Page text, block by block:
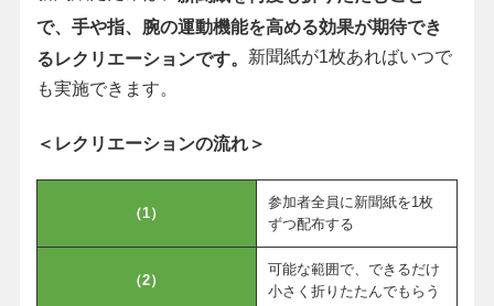
で、手や指、腕の運動機能を高める効果が期待でき
るレクリエーションです。 新聞紙が1枚あればいつで
も実施できます。
＜レクリエーションの流れ＞
（1）
参加者全員に新聞紙を1枚
ずつ配布する
（2）
可能な範囲で、できるだけ
小さく折りたたんでもらう